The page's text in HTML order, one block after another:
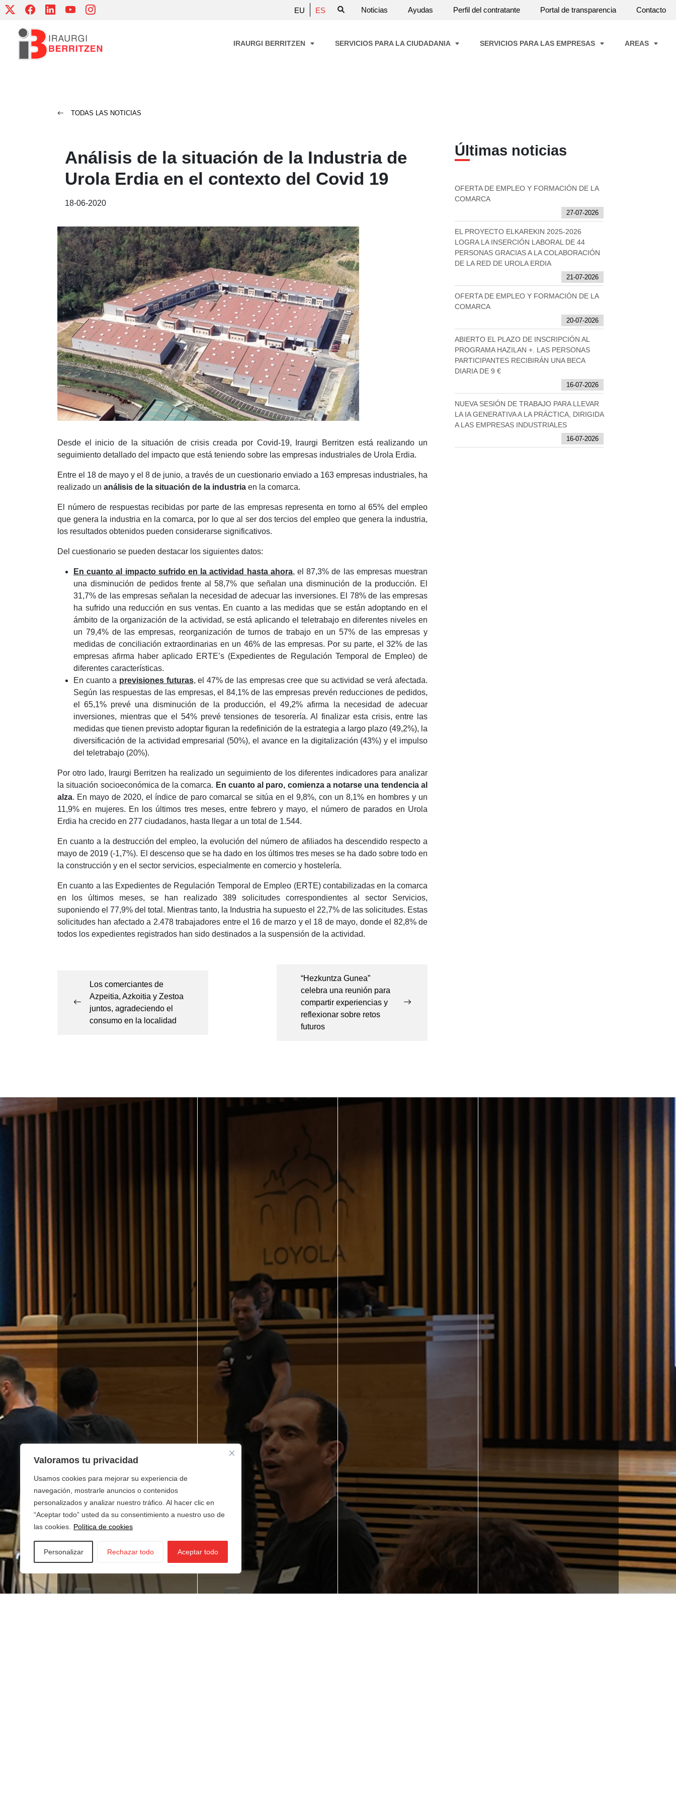
Valoramos tu privacidad
Usamos cookies para mejorar su experiencia de
navegación, mostrarle anuncios o contenidos
personalizados y analizar nuestro tráfico. Al hacer clic en
“Aceptar todo” usted da su consentimiento a nuestro uso de
las cookies.
Política de cookies
Personalizar Rechazar todo Aceptar todo
Skip
content
EU ES Noticias Ayudas Perfil del contratante Portal de transparencia Contacto
IRAURGI BERRITZEN SERVICIOS PARA LA CIUDADANIA SERVICIOS PARA LAS EMPRESAS AREAS
TODAS LAS NOTICIAS
Análisis de la situación de la Industria de
Urola Erdia en el contexto del Covid 19
18-06-2020
Desde el inicio de la situación de crisis creada por Covid-19, Iraurgi Berritzen está realizando un
seguimiento detallado del impacto que está teniendo sobre las empresas industriales de Urola Erdia.
Entre el 18 de mayo y el 8 de junio, a través de un cuestionario enviado a 163 empresas industriales, ha
realizado un análisis de la situación de la industria en la comarca.
El número de respuestas recibidas por parte de las empresas representa en torno al 65% del empleo
que genera la industria en la comarca, por lo que al ser dos tercios del empleo que genera la industria,
los resultados obtenidos pueden considerarse significativos.
Del cuestionario se pueden destacar los siguientes datos:
En cuanto al impacto sufrido en la actividad hasta ahora, el 87,3% de las empresas muestran
una disminución de pedidos frente al 58,7% que señalan una disminución de la producción. El
31,7% de las empresas señalan la necesidad de adecuar las inversiones. El 78% de las empresas
ha sufrido una reducción en sus ventas. En cuanto a las medidas que se están adoptando en el
ámbito de la organización de la actividad, se está aplicando el teletrabajo en diferentes niveles en
un 79,4% de las empresas, reorganización de turnos de trabajo en un 57% de las empresas y
medidas de conciliación extraordinarias en un 46% de las empresas. Por su parte, el 32% de las
empresas afirma haber aplicado ERTE’s (Expedientes de Regulación Temporal de Empleo) de
diferentes características.
En cuanto a previsiones futuras, el 47% de las empresas cree que su actividad se verá afectada.
Según las respuestas de las empresas, el 84,1% de las empresas prevén reducciones de pedidos,
el 65,1% prevé una disminución de la producción, el 49,2% afirma la necesidad de adecuar
inversiones, mientras que el 54% prevé tensiones de tesorería. Al finalizar esta crisis, entre las
medidas que tienen previsto adoptar figuran la redefinición de la estrategia a largo plazo (49,2%), la
diversificación de la actividad empresarial (50%), el avance en la digitalización (43%) y el impulso
del teletrabajo (20%).
Por otro lado, Iraurgi Berritzen ha realizado un seguimiento de los diferentes indicadores para analizar
la situación socioeconómica de la comarca. En cuanto al paro, comienza a notarse una tendencia al
alza. En mayo de 2020, el índice de paro comarcal se sitúa en el 9,8%, con un 8,1% en hombres y un
11,9% en mujeres. En los últimos tres meses, entre febrero y mayo, el número de parados en Urola
Erdia ha crecido en 277 ciudadanos, hasta llegar a un total de 1.544.
En cuanto a la destrucción del empleo, la evolución del número de afiliados ha descendido respecto a
mayo de 2019 (-1,7%). El descenso que se ha dado en los últimos tres meses se ha dado sobre todo en
la construcción y en el sector servicios, especialmente en comercio y hostelería.
En cuanto a las Expedientes de Regulación Temporal de Empleo (ERTE) contabilizadas en la comarca
en los últimos meses, se han realizado 389 solicitudes correspondientes al sector Servicios,
suponiendo el 77,9% del total. Mientras tanto, la Industria ha supuesto el 22,7% de las solicitudes. Estas
solicitudes han afectado a 2.478 trabajadores entre el 16 de marzo y el 18 de mayo, donde el 82,8% de
todos los expedientes registrados han sido destinados a la suspensión de la actividad.
entradas
Los comerciantes de
Azpeitia, Azkoitia y Zestoa
juntos, agradeciendo el
consumo en la localidad
“Hezkuntza Gunea”
celebra una reunión para
compartir experiencias y
reflexionar sobre retos
futuros
Últimas noticias
OFERTA DE EMPLEO Y FORMACIÓN DE LA
COMARCA
27-07-2026
EL PROYECTO ELKAREKIN 2025-2026
LOGRA LA INSERCIÓN LABORAL DE 44
PERSONAS GRACIAS A LA COLABORACIÓN
DE LA RED DE UROLA ERDIA
21-07-2026
OFERTA DE EMPLEO Y FORMACIÓN DE LA
COMARCA
20-07-2026
ABIERTO EL PLAZO DE INSCRIPCIÓN AL
PROGRAMA HAZILAN +. LAS PERSONAS
PARTICIPANTES RECIBIRÁN UNA BECA
DIARIA DE 9 €
16-07-2026
NUEVA SESIÓN DE TRABAJO PARA LLEVAR
LA IA GENERATIVA A LA PRÁCTICA, DIRIGIDA
A LAS EMPRESAS INDUSTRIALES
16-07-2026